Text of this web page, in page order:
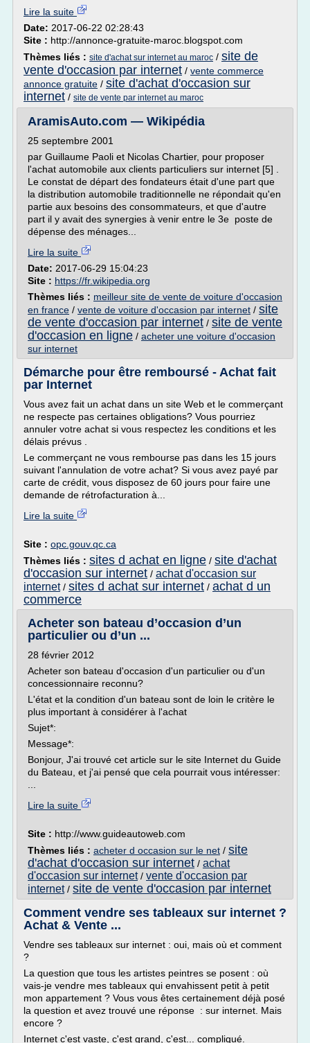
Lire la suite
Date: 2017-06-22 02:28:43
Site : http://annonce-gratuite-maroc.blogspot.com
Thèmes liés : site d'achat sur internet au maroc / site de
vente d'occasion par internet / vente commerce
annonce gratuite / site d'achat d'occasion sur
internet / site de vente par internet au maroc
AramisAuto.com — Wikipédia
25 septembre 2001
par Guillaume Paoli et Nicolas Chartier, pour proposer
l'achat automobile aux clients particuliers sur internet [5] .
Le constat de départ des fondateurs était d'une part que
la distribution automobile traditionnelle ne répondait qu'en
partie aux besoins des consommateurs, et que d'autre
part il y avait des synergies à venir entre le 3e poste de
dépense des ménages...
Lire la suite
Date: 2017-06-29 15:04:23
Site : https://fr.wikipedia.org
Thèmes liés : meilleur site de vente de voiture d'occasion
en france / vente de voiture d'occasion par internet / site
de vente d'occasion par internet / site de vente
d'occasion en ligne / acheter une voiture d'occasion
sur internet
Démarche pour être remboursé - Achat fait
par Internet
Vous avez fait un achat dans un site Web et le commerçant
ne respecte pas certaines obligations? Vous pourriez
annuler votre achat si vous respectez les conditions et les
délais prévus .
Le commerçant ne vous rembourse pas dans les 15 jours
suivant l'annulation de votre achat? Si vous avez payé par
carte de crédit, vous disposez de 60 jours pour faire une
demande de rétrofacturation à...
Lire la suite
Site : opc.gouv.qc.ca
Thèmes liés : sites d achat en ligne / site d'achat
d'occasion sur internet / achat d'occasion sur
internet/ sites d achat sur internet / achat d un
commerce
Acheter son bateau d’occasion d’un
particulier ou d’un ...
28 février 2012
Acheter son bateau d'occasion d'un particulier ou d'un
concessionnaire reconnu?
L'état et la condition d'un bateau sont de loin le critère le
plus important à considérer à l'achat
Sujet*:
Message*:
Bonjour, J'ai trouvé cet article sur le site Internet du Guide
du Bateau, et j'ai pensé que cela pourrait vous intéresser:
Lire la suite
Site : http://www.guideautoweb.com
Thèmes liés : acheter d occasion sur le net / site
d'achat d'occasion sur internet / achat
d'occasion sur internet/ vente d'occasion par
internet/ site de vente d'occasion par internet
Comment vendre ses tableaux sur internet ?
Achat & Vente ...
Vendre ses tableaux sur internet : oui, mais où et comment
?
La question que tous les artistes peintres se posent : où
vais-je vendre mes tableaux qui envahissent petit à petit
mon appartement ? Vous vous êtes certainement déjà posé
la question et avez trouvé une réponse : sur internet. Mais
encore ?
Internet c'est vaste, c'est grand, c'est... compliqué.